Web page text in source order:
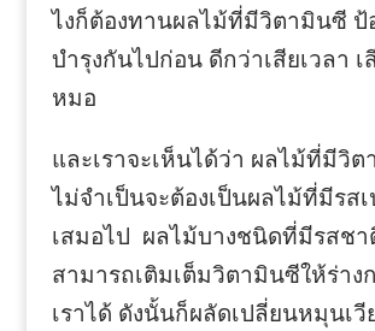
ไงก็ต้องทานผลไม้ที่มีวิตามินซี ป้
บำรุงกันไปก่อน ดีกว่าเสียเวลา เ
หมอ
และเราจะเห็นได้ว่า ผลไม้ที่มีวิ
ไม่จำเป็นจะต้องเป็นผลไม้ที่มีรส
เสมอไป ผลไม้บางชนิดที่มีรสช
สามารถเติมเต็มวิตามินซีให้ร่าง
เราได้ ดังนั้นก็ผลัดเปลี่ยนหมุนเ